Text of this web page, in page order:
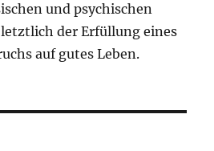
und psychischen
der Erfüllung eines
auf gutes Leben.